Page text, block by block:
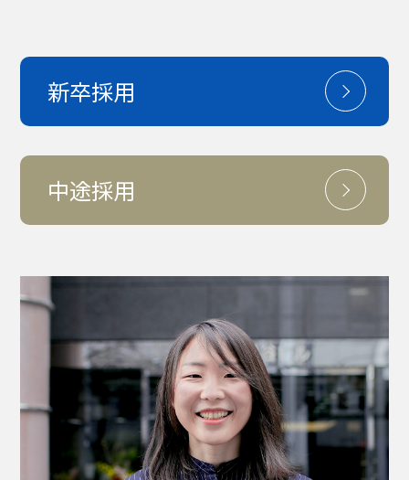
新卒採用
中途採用